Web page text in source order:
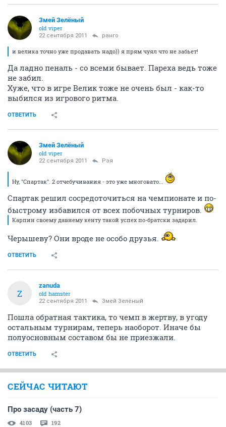
Змей Зелёный
old viper
22 сентября 2011 ранго
и велика точно уже продавать надо)) я прям чуял что не забьет!
Да ладно пеналь - со всеми бывает. Пареха ведь тоже
не забил.
Хуже, что в игре Велик тоже не очень был - как-то
выбился из игрового ритма.
ОТВЕТИТЬ
Змей Зелёный
old viper
22 сентября 2011 Рэя
Ну, "Спартак". 2 отчебучивания - это уже многовато...
Спартак решил сосредоточиться на чемпионате и по-
быстрому избавился от всех побочных турниров.
Карпин своему давнему кенту такой успех по-братски задарил.
Черышеву? Они вроде не особо друзья.
ОТВЕТИТЬ
Z
zanuda
old hamster
22 сентября 2011 Змей Зелёный
Пошла обратная тактика, то чемп в жертву, в угоду
остальным турнирам, теперь наоборот. Иначе бы
полуосновным составом бы не приезжали.
ОТВЕТИТЬ
СЕЙЧАС ЧИТАЮТ
Про засаду (часть 7)
4103 192